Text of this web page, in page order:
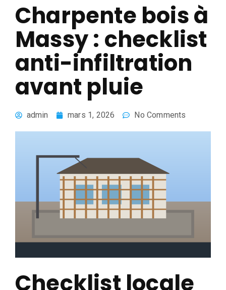
Charpente bois à
Massy : checklist
anti-infiltration
avant pluie
admin mars 1, 2026 No Comments
Checklist locale